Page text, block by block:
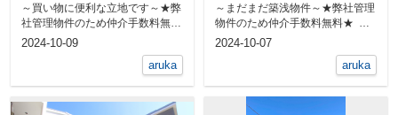
～買い物に便利な立地です～★弊
社管理物件のため仲介手数料無料
★ ダイナシティ小...
2024-10-09
aruka
～まだまだ築浅物件～★弊社管理
物件のため仲介手数料無料★
【arukaシリ...
2024-10-07
aruka